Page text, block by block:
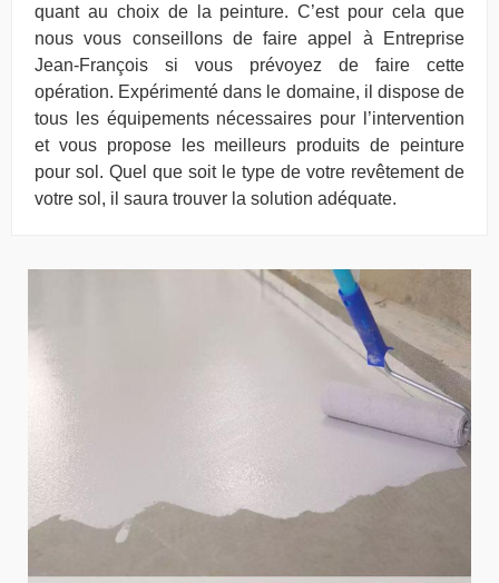
quant au choix de la peinture. C’est pour cela que
nous vous conseillons de faire appel à Entreprise
Jean-François si vous prévoyez de faire cette
opération. Expérimenté dans le domaine, il dispose de
tous les équipements nécessaires pour l’intervention
et vous propose les meilleurs produits de peinture
pour sol. Quel que soit le type de votre revêtement de
votre sol, il saura trouver la solution adéquate.